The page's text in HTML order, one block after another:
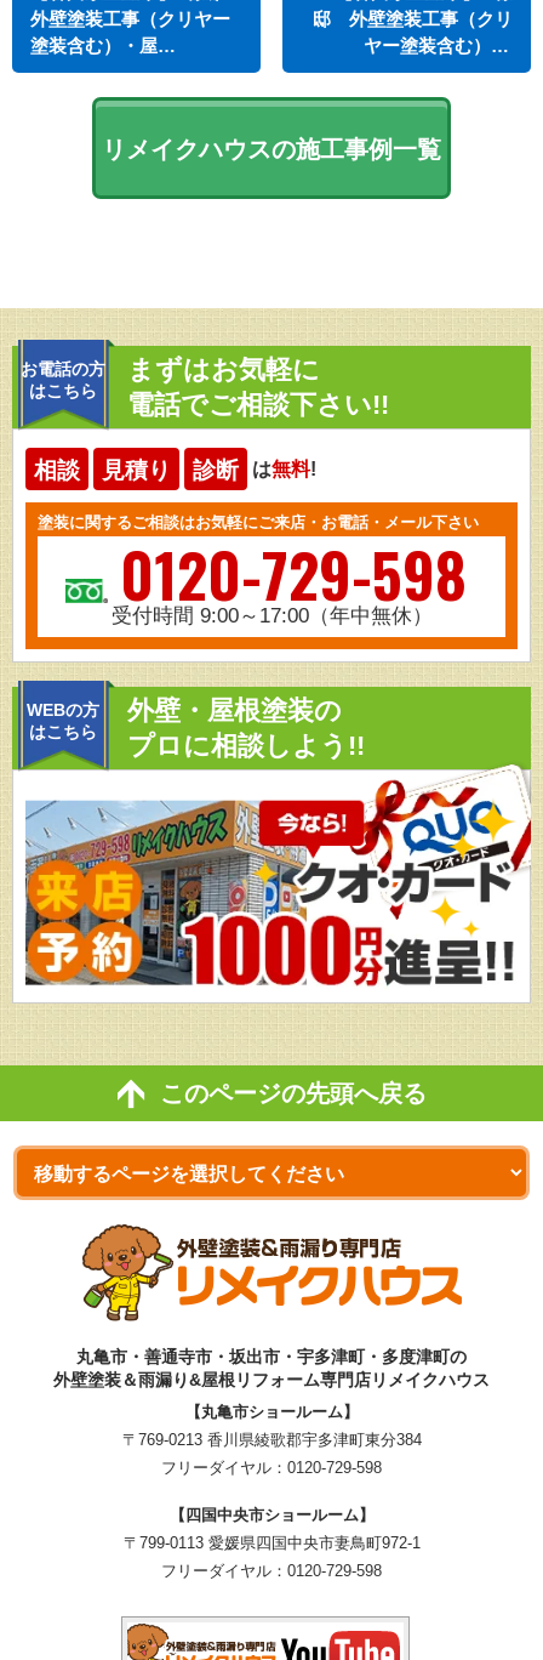
外壁塗装工事（クリヤー
塗装含む）・屋…
邸 外壁塗装工事（クリ
ヤー塗装含む）…
リメイクハウスの施工事例一覧
お電話の方
はこちら
まずはお気軽に
電話でご相談下さい!!
相談 見積り 診断 は無料!
塗装に関するご相談はお気軽にご来店・お電話・メール下さい
0120-729-598
受付時間 9:00～17:00（年中無休）
WEBの方
はこちら
外壁・屋根塗装の
プロに相談しよう!!
このページの先頭へ戻る
丸亀市・善通寺市・坂出市・宇多津町・多度津町の
外壁塗装＆雨漏り&屋根リフォーム専門店リメイクハウス
【丸亀市ショールーム】
〒769-0213 香川県綾歌郡宇多津町東分384
フリーダイヤル： 0120-729-598
【四国中央市ショールーム】
〒799-0113 愛媛県四国中央市妻鳥町972-1
フリーダイヤル： 0120-729-598